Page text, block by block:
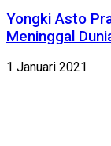
Yongki Asto
Meninggal
1 Januari 2021